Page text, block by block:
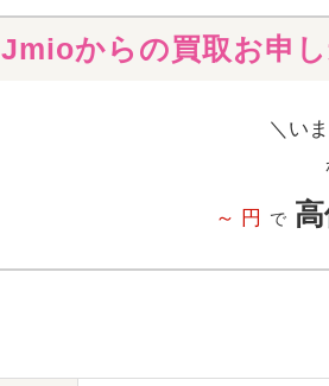
からの買取お申
＼い
～ 円 で